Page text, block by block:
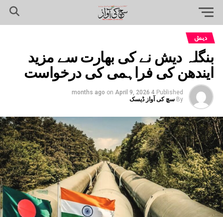
دیش
بنگلہ دیش نے کی بھارت سے مزید
ایندھن کی فراہمی کی درخواست
Published
4 months ago
on April 9, 2026
By سچ کی آواز ڈیسک